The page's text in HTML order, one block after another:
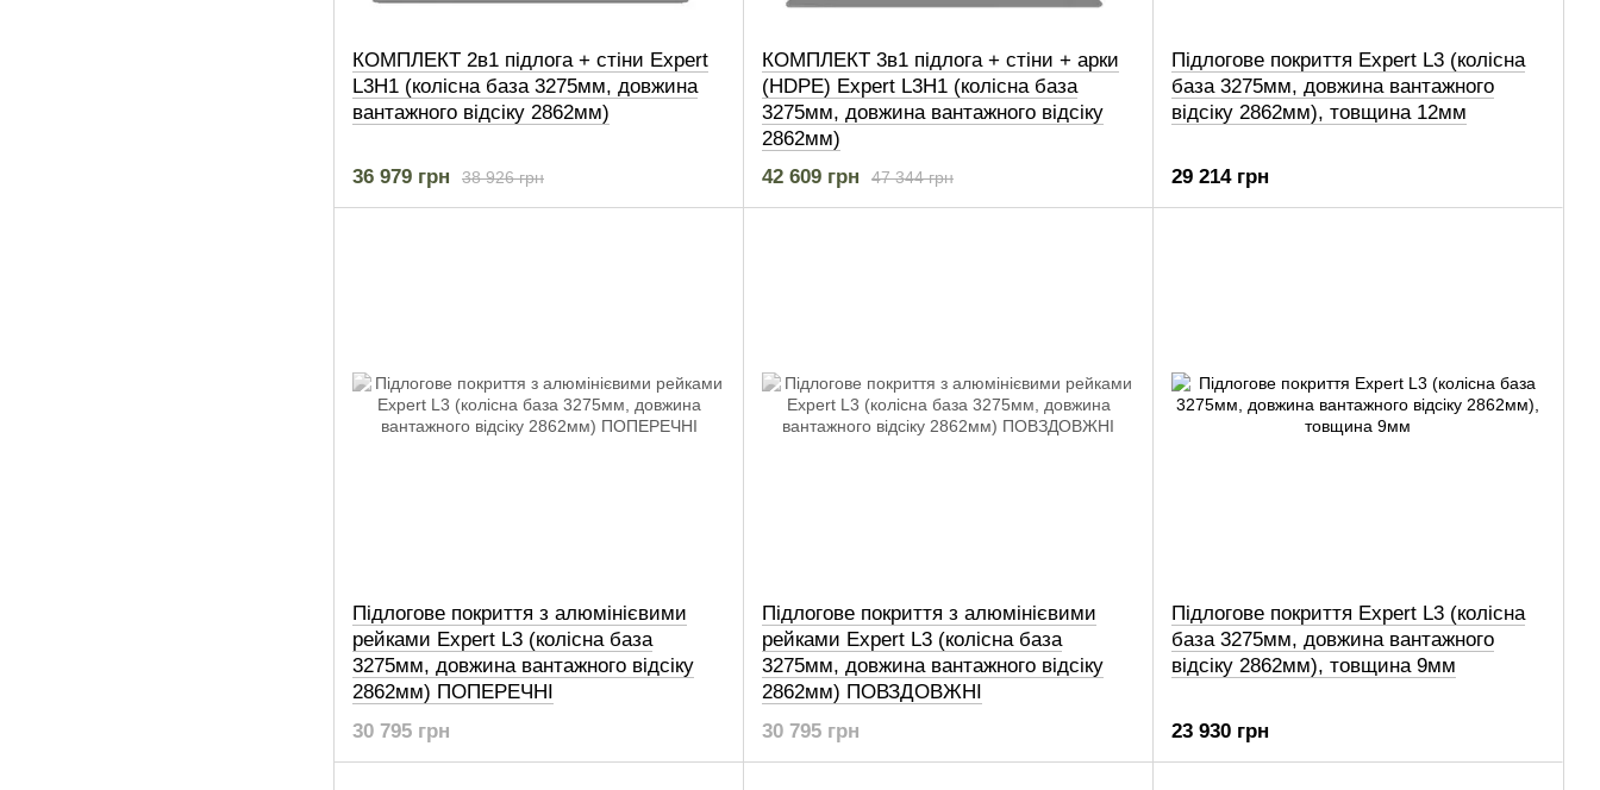
КОМПЛЕКТ 2в1 підлога + стіни Expert
L3H1 (колісна база 3275мм, довжина
вантажного відсіку 2862мм)
38 926 грн
36 979 грн
КОМПЛЕКТ 3в1 підлога + стіни + арки
(HDPE) Expert L3H1 (колісна база
3275мм, довжина вантажного відсіку
2862мм)
47 344 грн
42 609 грн
Підлогове покриття Expert L3 (колісна
база 3275мм, довжина вантажного
відсіку 2862мм), товщина 12мм
29 214 грн
Підлогове покриття з алюмінієвими
рейками Expert L3 (колісна база
3275мм, довжина вантажного відсіку
2862мм) ПОПЕРЕЧНІ
30 795 грн
Підлогове покриття з алюмінієвими
рейками Expert L3 (колісна база
3275мм, довжина вантажного відсіку
2862мм) ПОВЗДОВЖНІ
30 795 грн
Підлогове покриття Expert L3 (колісна
база 3275мм, довжина вантажного
відсіку 2862мм), товщина 9мм
23 930 грн